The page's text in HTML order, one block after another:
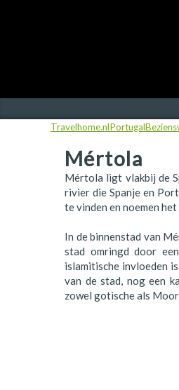
IJsland
Nederland
Nieuw-Zeeland
Noorwegen
Travelhome.nlPortugal
Mértola
Mértola ligt vlakbij de
rivier die Spanje en
te vinden en noemen
In de binnenstad van
stad omringd door
islamitische invloeden
van de stad, nog een
zowel gotische als